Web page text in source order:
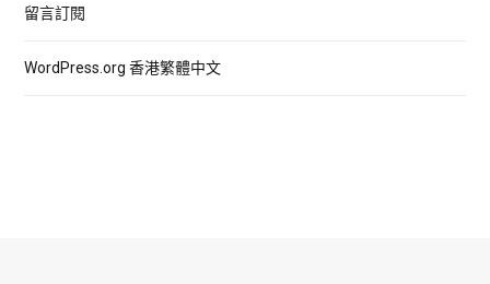
留言訂閱
WordPress.org 香港繁體中文